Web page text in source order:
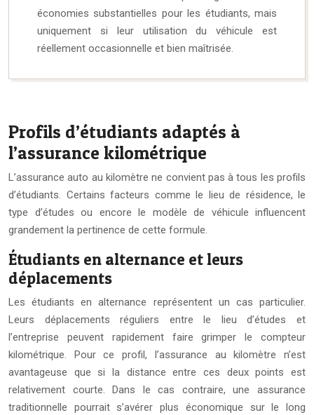
économies substantielles pour les étudiants, mais
uniquement si leur utilisation du véhicule est
réellement occasionnelle et bien maîtrisée.
Profils d’étudiants adaptés à
l’assurance kilométrique
L’assurance auto au kilomètre ne convient pas à tous les profils
d’étudiants. Certains facteurs comme le lieu de résidence, le
type d’études ou encore le modèle de véhicule influencent
grandement la pertinence de cette formule.
Étudiants en alternance et leurs
déplacements
Les étudiants en alternance représentent un cas particulier.
Leurs déplacements réguliers entre le lieu d’études et
l’entreprise peuvent rapidement faire grimper le compteur
kilométrique. Pour ce profil, l’assurance au kilomètre n’est
avantageuse que si la distance entre ces deux points est
relativement courte. Dans le cas contraire, une assurance
traditionnelle pourrait s’avérer plus économique sur le long